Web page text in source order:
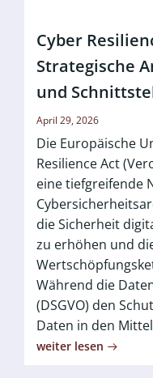
Cyber
Strategische
und
April 29, 2026
Die Europäische
Resilience Act
eine tiefgreifende
die Sicherheit
zu erhöhen und
Während die
(DSGVO) den
Daten in den
weiter lesen